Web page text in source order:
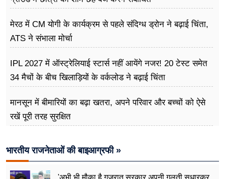
मेरठ में CM योगी के कार्यक्रम से पहले संदिग्ध ड्रोन ने बढ़ाई चिंता,
ATS ने संभाला मोर्चा
IPL 2027 में ऑस्ट्रेलियाई स्टार्स नहीं आयेंगे नजर! 20 टेस्ट समेत
34 मैचों के बीच खिलाड़ियों के वर्कलोड ने बढ़ाई चिंता
मानसून में बीमारियों का बढ़ा खतरा, अपने परिवार और बच्चों को ऐसे
रखें पूरी तरह सुरक्षित
भारतीय राजनेताओं की बाइआग्रफी »
'अभी भी मौक़ा है गुजरात सरकार अपनी ग़लती सुधारकर